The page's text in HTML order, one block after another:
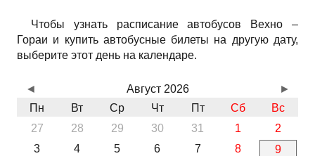
Чтобы узнать расписание автобусов Вехно –
Гораи и купить автобусные билеты на другую дату,
выберите этот день на календаре.
Август 2026
Пн
Вт Ср Чт Пт Сб
Вс
27
28 29 30 31 1
2
3
4 5 6 7 8
9
◄ ►